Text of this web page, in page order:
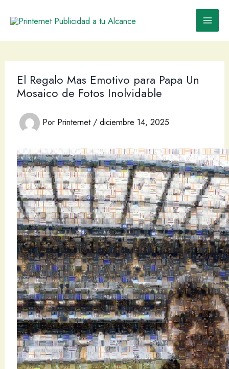
El Regalo Mas Emotivo para Papa Un
Mosaico de Fotos Inolvidable
Por Printernet / diciembre 14, 2025